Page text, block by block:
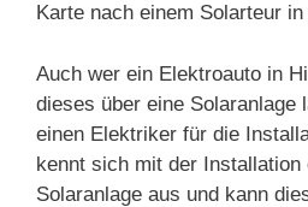
Karte nach einem Solarteur
Auch wer ein Elektroauto in
dieses über eine Solaranlage
einen Elektriker für die
kennt sich mit der Installation
Solaranlage aus und kann